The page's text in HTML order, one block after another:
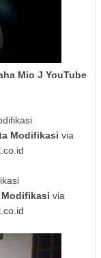
Mio J YouTube
Modifikasi via
Modifikasi via